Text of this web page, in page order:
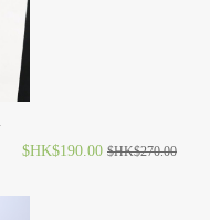
$HK$190.00 $HK$270.00